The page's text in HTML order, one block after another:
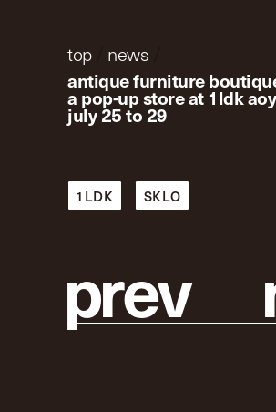
top/ news
antique furniture
a pop-up store at 1ldk
july 25 to 29
1LDK SKLO
prev